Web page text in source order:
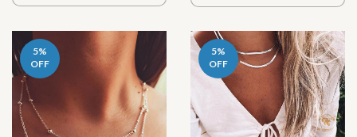
5%
OFF
5%
OFF